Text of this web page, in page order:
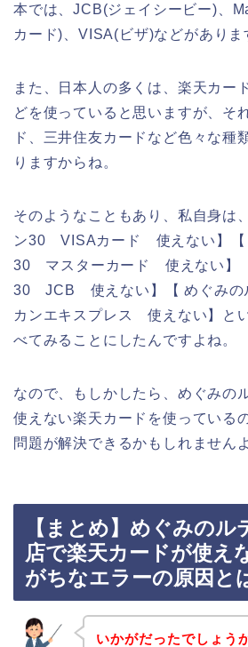
本では、JCB(ジェイシービー)、
カード)、VISA(ビザ)などがありま
また、日本人の多くは、楽天カー
どを使っていると思いますが、そ
ド、三井住友カードなど色々な種
りますからね。
そのようなこともあり、私自身は
ン30 VISAカード 使えない】【
30 マスターカード 使えない】
30 JCB 使えない】【 めぐみの
カンエキスプレス 使えない】と
べてみることにしたんですよね。
なので、もしかしたら、めぐみの
使えない楽天カードを使っている
問題が解決できるかもしれませんよ
【まとめ】めぐみのル
店で楽天カードが使え
がちなエラーの原因と
いかがだったでしょう